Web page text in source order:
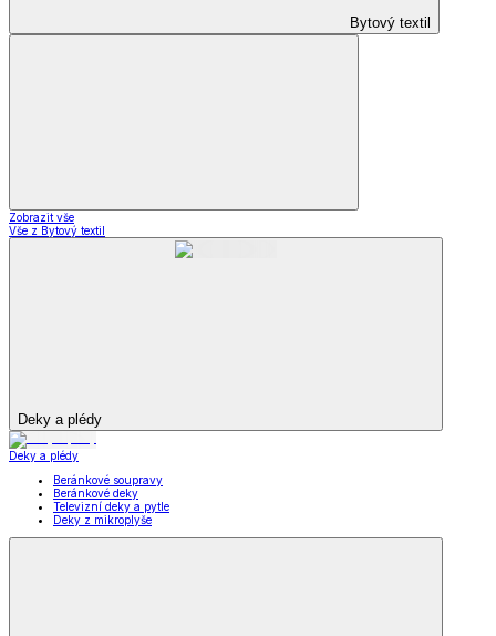
Bytový textil
Zobrazit vše
Vše z Bytový textil
Deky a plédy
Deky a plédy
Beránkové soupravy
Beránkové deky
Televizní deky a pytle
Deky z mikroplyše